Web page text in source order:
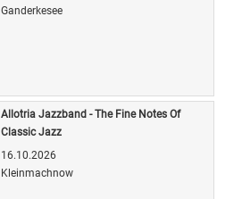
Ganderkesee
Allotria Jazzband - The Fine Notes Of
Classic Jazz
16.10.2026
Kleinmachnow